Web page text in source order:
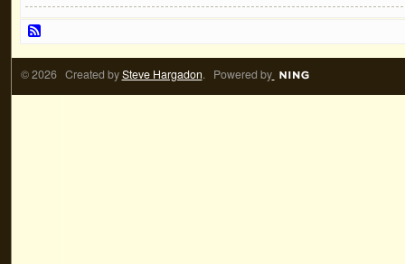
© 2026 Created bySteve Hargadon. Powered by